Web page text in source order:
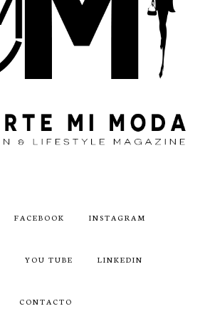
FACEBOOK INSTAGRAM
YOU TUBE LINKEDIN
CONTACTO